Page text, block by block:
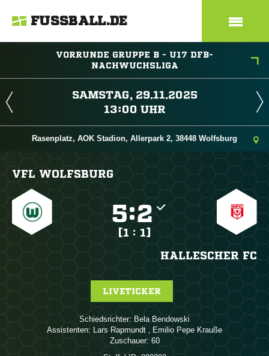
FUSSBALL.DE
VORRUNDE GRUPPE B - U17 DFB-
NACHWUCHSLIGA
 
 
Rasenplatz, AOK Stadion, Allerpark 2, 38448 Wolfsburg
VFL WOLFSBURG
:
[1 : 1]
HALLESCHER FC
LIVETICKER
Schiedsrichter:  
Assistenten:   ,   
Zuschauer: 60